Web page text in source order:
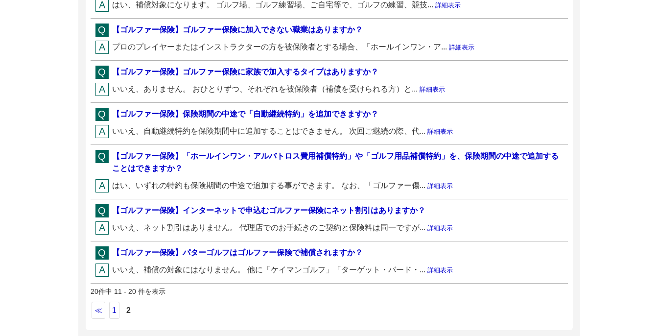
はい、補償対象になります。 ゴルフ場、ゴルフ練習場、ご自宅等で、ゴルフの練習、競技... 詳細表示
【ゴルファー保険】ゴルファー保険に加入できない職業はありますか？
プロのプレイヤーまたはインストラクターの方を被保険者とする場合、「ホールインワン・ア... 詳細表示
【ゴルファー保険】ゴルファー保険に家族で加入するタイプはありますか？
いいえ、ありません。 おひとりずつ、それぞれを被保険者（補償を受けられる方）と... 詳細表示
【ゴルファー保険】保険期間の中途で「自動継続特約」を追加できますか？
いいえ、自動継続特約を保険期間中に追加することはできません。 次回ご継続の際、代... 詳細表示
【ゴルファー保険】「ホールインワン・アルバトロス費用補償特約」や「ゴルフ用品補償特約」を、保険期間の中途で追加する
ことはできますか？
はい、いずれの特約も保険期間の中途で追加する事ができます。 なお、「ゴルファー傷... 詳細表示
【ゴルファー保険】インターネットで申込むゴルファー保険にネット割引はありますか？
いいえ、ネット割引はありません。 代理店でのお手続きのご契約と保険料は同一ですが... 詳細表示
【ゴルファー保険】パターゴルフはゴルファー保険で補償されますか？
いいえ、補償の対象にはなりません。 他に「ケイマンゴルフ」「ターゲット・バード・... 詳細表示
20件中 11 - 20 件を表示
≪ 1 2